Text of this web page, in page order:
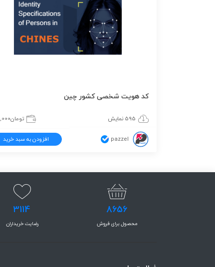
کد هویت شخصی کشور چین
595 نمایش تومان
pazzel افزودن به سبد خرید
8656
محصول برای فروش
3114
رضایت خریداران